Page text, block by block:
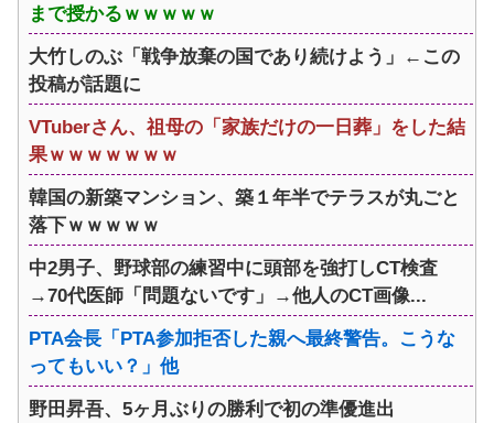
まで授かるｗｗｗｗｗ
大竹しのぶ「戦争放棄の国であり続けよう」←この
投稿が話題に
VTuberさん、祖母の「家族だけの一日葬」をした結
果ｗｗｗｗｗｗｗ
韓国の新築マンション、築１年半でテラスが丸ごと
落下ｗｗｗｗｗ
中2男子、野球部の練習中に頭部を強打しCT検査
→70代医師「問題ないです」→他人のCT画像...
PTA会長「PTA参加拒否した親へ最終警告。こうな
ってもいい？」他
野田昇吾、5ヶ月ぶりの勝利で初の準優進出